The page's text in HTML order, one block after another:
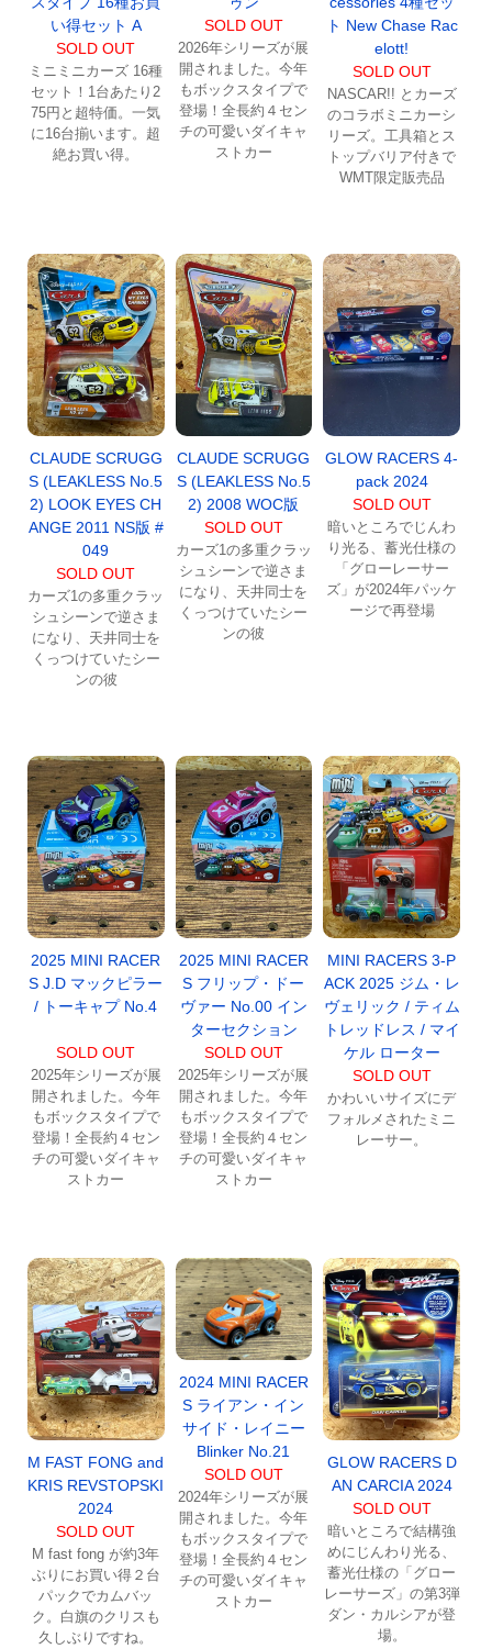
い得セット A
SOLD OUT
ミニミニカーズ 16種
セット！1台あたり2
75円と超特価。一気
に16台揃います。超
絶お買い得。
SOLD OUT
2026年シリーズが展
開されました。今年
もボックスタイプで
登場！全長約４セン
チの可愛いダイキャ
ストカー
ト New Chase Rac
elott!
SOLD OUT
NASCAR!! とカーズ
のコラボミニカーシ
リーズ。工具箱とス
トップバリア付きで
WMT限定販売品
CLAUDE SCRUGG
S (LEAKLESS No.5
2) LOOK EYES CH
ANGE 2011 NS版 #
049
SOLD OUT
カーズ1の多重クラッ
シュシーンで逆さま
になり、天井同士を
くっつけていたシー
ンの彼
CLAUDE SCRUGG
S (LEAKLESS No.5
2) 2008 WOC版
SOLD OUT
カーズ1の多重クラッ
シュシーンで逆さま
になり、天井同士を
くっつけていたシー
ンの彼
GLOW RACERS 4-
pack 2024
SOLD OUT
暗いところでじんわ
り光る、蓄光仕様の
「グローレーサー
ズ」が2024年パッケ
ージで再登場
2025 MINI RACER
S J.D マックピラー
/ トーキャプ No.4
SOLD OUT
2025年シリーズが展
開されました。今年
もボックスタイプで
登場！全長約４セン
チの可愛いダイキャ
ストカー
2025 MINI RACER
S フリップ・ドー
ヴァー No.00 イン
ターセクション
SOLD OUT
2025年シリーズが展
開されました。今年
もボックスタイプで
登場！全長約４セン
チの可愛いダイキャ
ストカー
MINI RACERS 3-P
ACK 2025 ジム・レ
ヴェリック / ティム
トレッドレス / マイ
ケル ローター
SOLD OUT
かわいいサイズにデ
フォルメされたミニ
レーサー。
M FAST FONG and
KRIS REVSTOPSKI
2024
SOLD OUT
M fast fong が約3年
ぶりにお買い得２台
パックでカムバッ
ク。白旗のクリスも
久しぶりですね。
2024 MINI RACER
S ライアン・イン
サイド・レイニー
Blinker No.21
SOLD OUT
2024年シリーズが展
開されました。今年
もボックスタイプで
登場！全長約４セン
チの可愛いダイキャ
ストカー
GLOW RACERS D
AN CARCIA 2024
SOLD OUT
暗いところで結構強
めにじんわり光る、
蓄光仕様の「グロー
レーサーズ」の第3弾
ダン・カルシアが登
場。